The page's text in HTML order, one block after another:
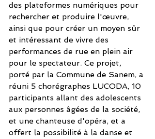
des plateformes numériques pour
rechercher et produire l'œuvre,
ainsi que pour créer un moyen sûr
et intéressant de vivre des
performances de rue en plein air
pour le spectateur. Ce projet,
porté par la Commune de Sanem, a
réuni 5 chorégraphes LUCODA, 10
participants allant des adolescents
aux personnes âgées de la société,
et une chanteuse d'opéra, et a
offert la possibilité à la danse et